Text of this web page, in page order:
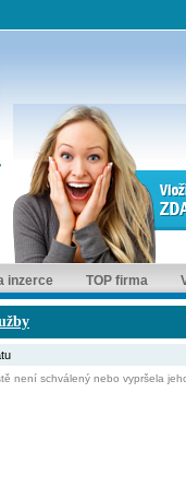
inzerce TOP firma
schválený nebo vypršela